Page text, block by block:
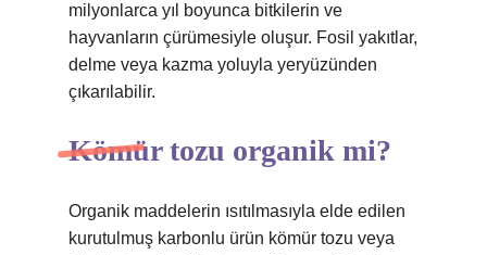
milyonlarca yıl boyunca bitkilerin ve
hayvanların çürümesiyle oluşur. Fosil yakıtlar,
delme veya kazma yoluyla yeryüzünden
çıkarılabilir.
Kömür tozu organik mi?
Organik maddelerin ısıtılmasıyla elde edilen
kurutulmuş karbonlu ürün kömür tozu veya